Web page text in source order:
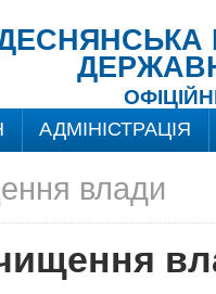
АДМІНІСТРАЦІЯ
влади